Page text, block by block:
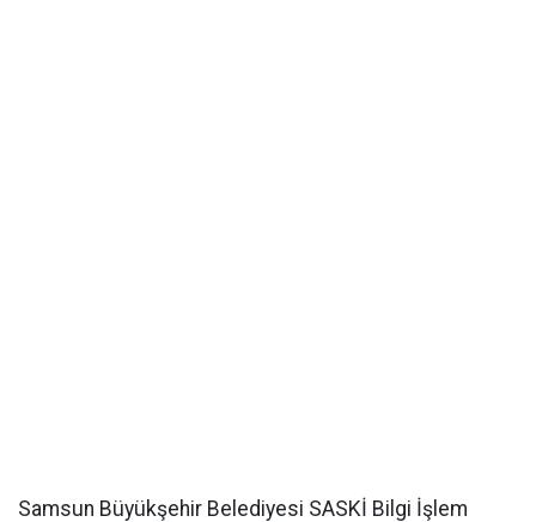
Samsun Büyükşehir Belediyesi SASKİ Bilgi İşlem